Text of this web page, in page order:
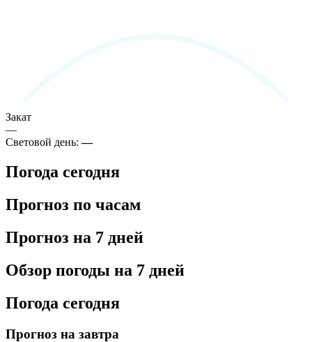
Закат
—
Световой день:—
Погода сегодня
Прогноз по часам
Прогноз на 7 дней
Обзор погоды на 7 дней
Погода сегодня
Прогноз на завтра